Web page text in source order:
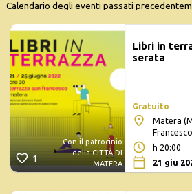
Calendario degli eventi passati
1
Con il patrocinio
della CITTÀ DI
MATERA
Libri in
serata
Gratuito
Matera
Francesco
h 20:00
21 giu